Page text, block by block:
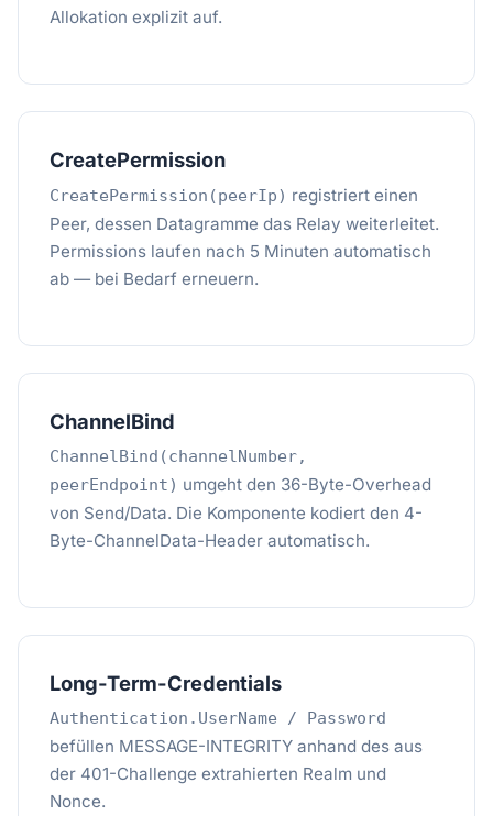
Allokation explizit auf.
CreatePermission
CreatePermission(peerIp) registriert einen
Peer, dessen Datagramme das Relay weiterleitet.
Permissions laufen nach 5 Minuten automatisch
ab — bei Bedarf erneuern.
ChannelBind
ChannelBind(channelNumber,
peerEndpoint) umgeht den 36-Byte-Overhead
von Send/Data. Die Komponente kodiert den 4-
Byte-ChannelData-Header automatisch.
Long-Term-Credentials
Authentication.UserName / Password
befüllen MESSAGE-INTEGRITY anhand des aus
der 401-Challenge extrahierten Realm und
Nonce.